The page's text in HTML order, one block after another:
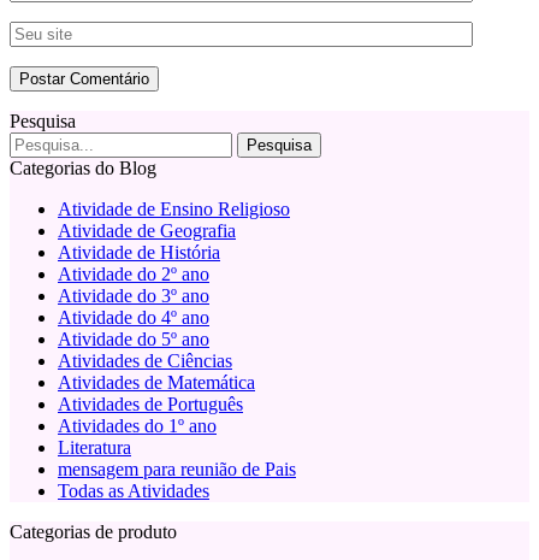
Pesquisa
Categorias do Blog
Atividade de Ensino Religioso
Atividade de Geografia
Atividade de História
Atividade do 2º ano
Atividade do 3º ano
Atividade do 4º ano
Atividade do 5º ano
Atividades de Ciências
Atividades de Matemática
Atividades de Português
Atividades do 1º ano
Literatura
mensagem para reunião de Pais
Todas as Atividades
Categorias de produto